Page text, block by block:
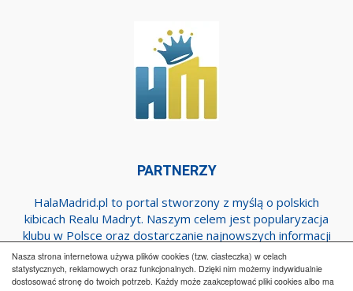
Nasza strona internetowa używa plików cookies (tzw. ciasteczka) w celach
statystycznych, reklamowych oraz funkcjonalnych. Dzięki nim możemy indywidualnie
dostosować stronę do twoich potrzeb. Każdy może zaakceptować pliki cookies albo ma
PARTNERZY
HalaMadrid.pl to portal stworzony z myślą o polskich
kibicach Realu Madryt. Naszym celem jest popularyzacja
klubu w Polsce oraz dostarczanie najnowszych informacji
dotyczących zespołu z Estadio Santiago Bernabeu.